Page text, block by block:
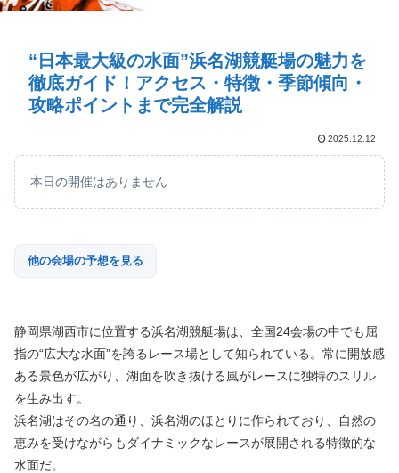
“日本最大級の水面”浜名湖競艇場の魅力を
徹底ガイド！アクセス・特徴・季節傾向・
攻略ポイントまで完全解説
2025.12.12
本日の開催はありません
他の会場の予想を見る
静岡県湖西市に位置する浜名湖競艇場は、全国24会場の中でも屈
指の“広大な水面”を誇るレース場として知られている。常に開放感
ある景色が広がり、湖面を吹き抜ける風がレースに独特のスリル
を生み出す。
浜名湖はその名の通り、浜名湖のほとりに作られており、自然の
恵みを受けながらもダイナミックなレースが展開される特徴的な
水面だ。